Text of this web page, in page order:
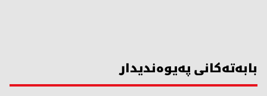
بابەتەکانی پەیوەندیدار